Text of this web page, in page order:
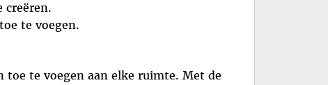
creëren.
te voegen.
te voegen aan elke ruimte. Met de